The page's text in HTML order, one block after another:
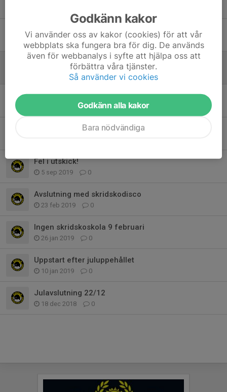
Inställd skridskoskola 29/1
25 jan 2022 0
Lördag 8/1
6 jan 2022
Säsongsavslutning 7/3
0
Uppehåll för skridskoskolan v. 5-6
Fel i utskick!
5 sep 2019 0
Avslutning med skridskodisco
23 feb 2019 0
Ingen skridskoskola 9 februari
26 jan 2019 0
Uppstart efter juluppehållet
10 jan 2019 0
Julavslutning 22/12
18 dec 2018 0
Godkänn kakor
Vi använder oss av kakor (cookies) för att vår
webbplats ska fungera bra för dig. De används
även för webbanalys i syfte att hjälpa oss att
förbättra våra tjänster.
Så använder vi cookies
Godkänn alla kakor
Bara nödvändiga